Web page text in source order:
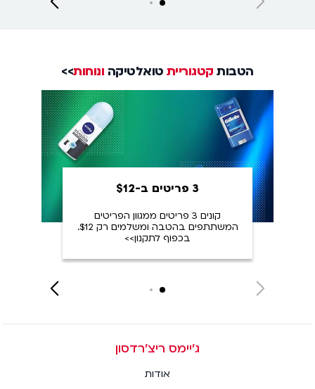
Next
הטבות קטגוריית טואלטיקה ונוחות>>
3 פריטים ב-$12
קונים 3 פריטים ממגוון הפריטים
המשתתפים בהטבה ומשלמים רק $12.
בכפוף לתקנון>>
Close
Next
ג׳יימס ריצ׳רדסון
אודות